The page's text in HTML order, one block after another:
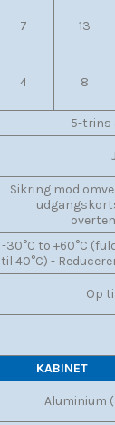
7 13
4 8
5-trins
Sikring mod
-30°C to +60°C
til 40°C) -
Op
KABINET
Aluminium